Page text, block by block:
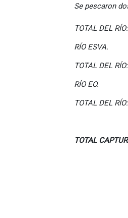
Se pescaron
TOTAL DEL
RÍO
TOTAL DEL
RÍO EO.
TOTAL DEL
TOTAL